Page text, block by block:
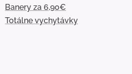
Banery za 6,90€
Totálne vychytávky